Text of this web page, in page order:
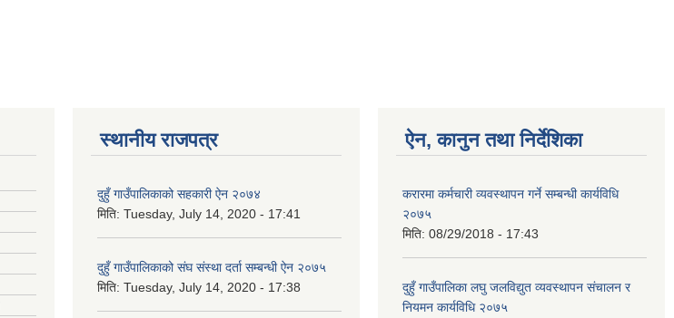
स्थानीय राजपत्र
दुहुँ गाउँपालिकाको सहकारी ऐन २०७४
मिति: Tuesday, July 14, 2020 - 17:41
दुहुँ गाउँपालिकाको संघ संस्था दर्ता सम्बन्धी ऐन २०७५
मिति: Tuesday, July 14, 2020 - 17:38
ऐन, कानुन तथा निर्देशिका
करारमा कर्मचारी व्यवस्थापन गर्ने सम्बन्धी कार्यविधि
२०७५
मिति: 08/29/2018 - 17:43
दुहुँ गाउँपालिका लघु जलविद्युत व्यवस्थापन संचालन र
नियमन कार्यविधि २०७५